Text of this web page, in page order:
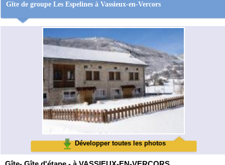
Gîte de groupe Les Espelines à Vassieux-en-Vercors
Développer toutes les photos